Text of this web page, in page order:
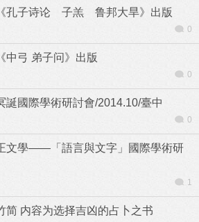
孔子诗论 子羔 鲁邦大旱》出版
0
中弓 弟子问》出版
0
誕國際學術研討會/2014.10/臺中
0
文學――「語言與文字」國際學術研
1
简 内容为选择吉凶的占卜之书